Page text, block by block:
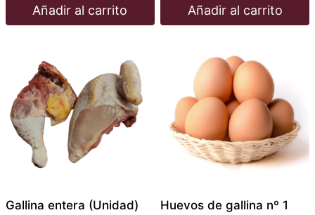
Añadir al carrito Añadir al carrito
Gallina entera (Unidad)
Huevos de gallina nº 1